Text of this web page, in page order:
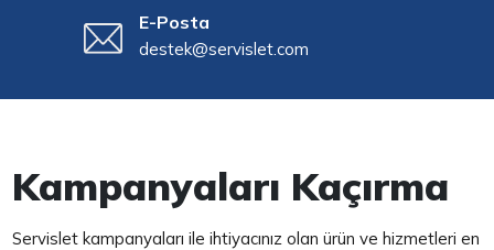
E-Posta
destek@servislet.com
Kampanyaları Kaçırma
Servislet kampanyaları ile ihtiyacınız olan ürün ve hizmetleri en